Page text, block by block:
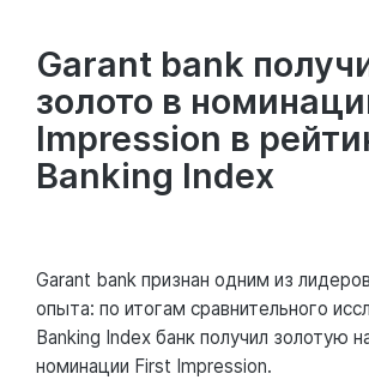
Garant bank
золото в
Impression в
Banking Index
Garant bank признан одним из
опыта: по итогам сравнительного
Banking Index банк получил золотую
номинации First Impression.